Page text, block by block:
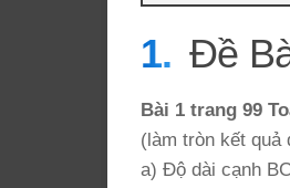
Đề
Bài 1 trang 99
(làm tròn kết quả
a) Độ dài cạnh